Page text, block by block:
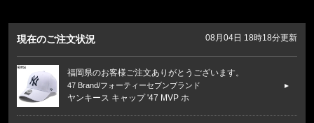
現在のご注文状況 08月04日 18時18分更新
福岡県のお客様ご注文ありがとうございます。
47 Brand/フォーティーセブンブランド
ヤンキース キャップ '47 MVP ホ